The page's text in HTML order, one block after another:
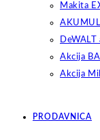
Makita
DeWALT
Akcija
Akcija
PRODAVNICA